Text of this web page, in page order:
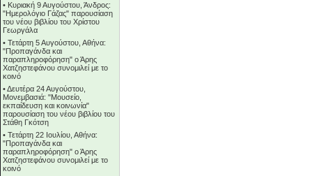
• Κυριακή 9 Αυγούστου, Άνδρος:
"Ημερολόγιο Γάζας" παρουσίαση
του νέου βιβλίου του Χρίστου
Γεωργάλα
• Τετάρτη 5 Αυγούστου, Αθήνα:
"Προπαγάνδα και
παραπληροφόρηση" ο Άρης
Χατζηστεφάνου συνομιλεί με το
κοινό
•Δευτέρα 24 Αυγούστου,
Μονεμβασιά: "Μουσείο,
εκπαίδευση και κοινωνία"
παρουσίαση του νέου βιβλίου του
Στάθη Γκότση
• Τετάρτη 22 Ιουλίου, Αθήνα:
"Προπαγάνδα και
παραπληροφόρηση" ο Άρης
Χατζηστεφάνου συνομιλεί με το
κοινό